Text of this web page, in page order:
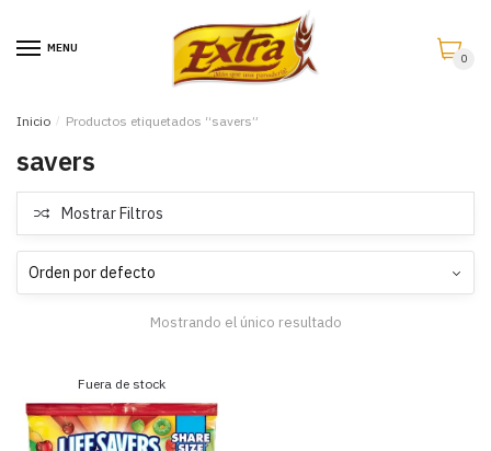
MENU
0
Inicio / Productos etiquetados “savers”
savers
Mostrar Filtros
Mostrando el único resultado
Fuera de stock